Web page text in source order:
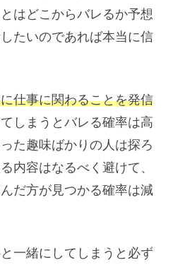
はどこからバレるか予想
たいのであれば本当に信
仕事に関わることを発信
しまうとバレる確率は高
た趣味ばかりの人は探ろ
内容はなるべく避けて、
だ方が見つかる確率は減
一緒にしてしまうと必ず